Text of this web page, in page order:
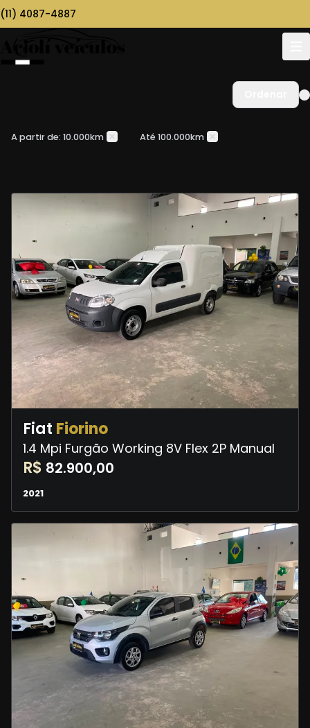
(11) 4087-4887
A partir de: 10.000km Até 100.000km
Fiat Fiorino
1.4 Mpi Furgão Working 8V Flex 2P Manual
R$ 82.900,00
2021